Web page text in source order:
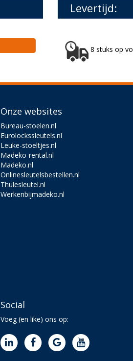
Levertijd:
8 stuks op
Onze websites
Bureau-stoelen.nl
Eurolockssleutels.nl
Leuke-stoeltjes.nl
Madeko-rental.nl
Madeko.nl
Onlinesleutelsbestellen.nl
Thulesleutel.nl
Werkenbijmadeko.nl
Social
Voeg (en like) ons op: